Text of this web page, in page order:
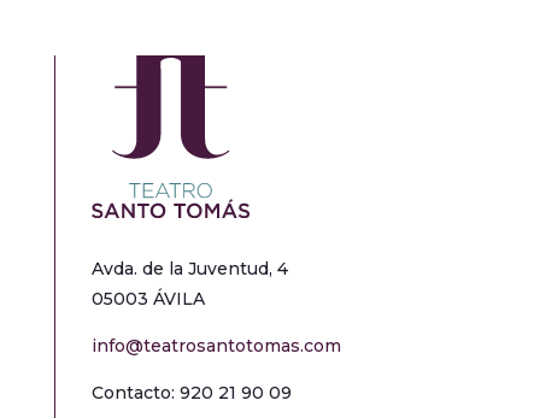
Avda. de la Juventud, 4
05003 ÁVILA
info@teatrosantotomas.com
Contacto: 920 21 90 09